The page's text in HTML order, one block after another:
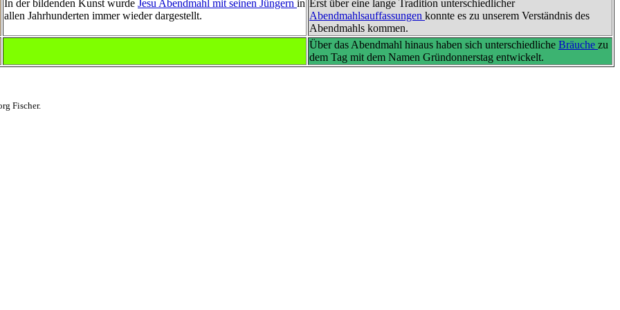
In der bildenden Kunst wurde Jesu Abendmahl mit seinen Jüngern in
allen Jahrhunderten immer wieder dargestellt.
Erst über eine lange Tradition unterschiedlicher
Abendmahlsauffassungen konnte es zu unserem Verständnis des
Abendmahls kommen.
Über das Abendmahl hinaus haben sich unterschiedliche Bräuche zu
dem Tag mit dem Namen Gründonnerstag entwickelt.
Fischer.